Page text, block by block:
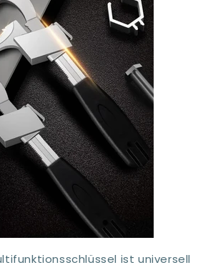
ist universell